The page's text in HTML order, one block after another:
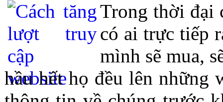
Trong thời đại
có ai trực tiếp
mình sẽ mua,
hầu hết họ đều lên những